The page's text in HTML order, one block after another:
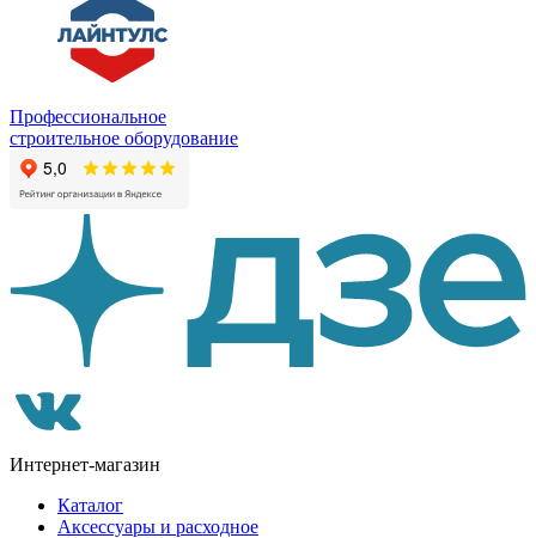
Профессиональное
строительное оборудование
Интернет-магазин
Каталог
Аксессуары и расходное